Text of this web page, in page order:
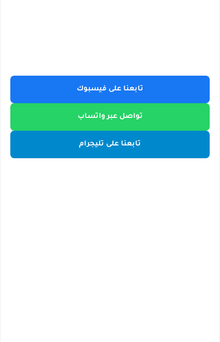
تابعنا على فيسبوك
تواصل عبر واتساب
تابعنا على تليجرام